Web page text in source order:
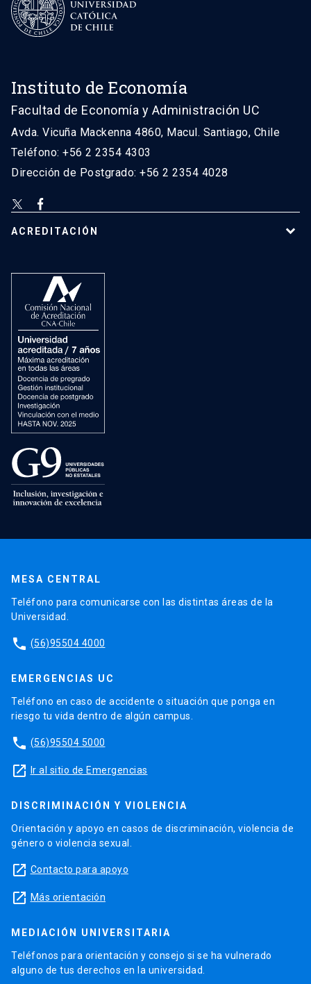
Instituto de Economía
Facultad de Economía y Administración UC
Avda. Vicuña Mackenna 4860, Macul. Santiago, Chile
Teléfono: +56 2 2354 4303
Dirección de Postgrado: +56 2 2354 4028
ACREDITACIÓN
MESA CENTRAL
Teléfono para comunicarse con las distintas áreas de la
Universidad.
phone (56)95504 4000
EMERGENCIAS UC
Teléfono en caso de accidente o situación que ponga en
riesgo tu vida dentro de algún campus.
phone (56)95504 5000
launch Ir al sitio de Emergencias
DISCRIMINACIÓN Y VIOLENCIA
Orientación y apoyo en casos de discriminación, violencia de
género o violencia sexual.
launch Contacto para apoyo
launch Más orientación
MEDIACIÓN UNIVERSITARIA
Teléfonos para orientación y consejo si se ha vulnerado
alguno de tus derechos en la universidad.